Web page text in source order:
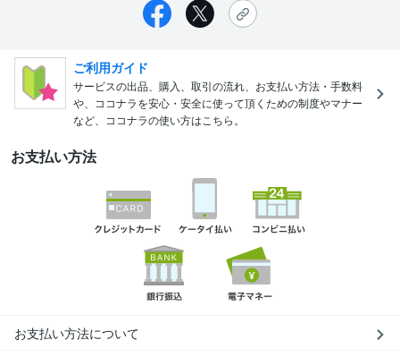
ご利用ガイド
サービスの出品、購入、取引の流れ、お支払い方法・手数料
や、ココナラを安心・安全に使って頂くための制度やマナー
など、ココナラの使い方はこちら。
お支払い方法
お支払い方法について